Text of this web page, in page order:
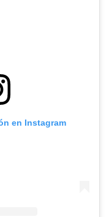
en Instagram